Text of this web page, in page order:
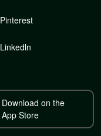
Pinterest
Linkedln
Download on the
App Store